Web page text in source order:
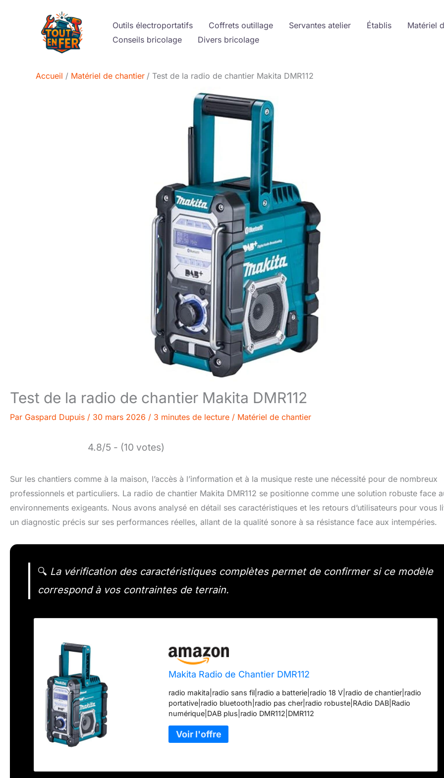
Outils électroportatifs Coffrets outillage Servantes atelier Établis Matériel
Conseils bricolage
Divers bricolage
Accueil Matériel de chantier Test de la radio de chantier Makita DMR112
Test de la radio de chantier Makita DMR112
Par Gaspard Dupuis / 30 mars 2026 / 3 minutes de lecture / Matériel de chantier
4.8/5 - (10 votes)
Sur les chantiers comme à la maison, l’accès à l’information et à la musique reste une nécessité pour de nombreux
professionnels et particuliers. La radio de chantier Makita DMR112 se positionne comme une solution robuste face
environnements exigeants. Nous avons analysé en détail ses caractéristiques et les retours d’utilisateurs pour vous
un diagnostic précis sur ses performances réelles, allant de la qualité sonore à sa résistance face aux intempéries.
🔍 La vérification des caractéristiques complètes permet de confirmer si ce modèle
correspond à vos contraintes de terrain.
Makita Radio de Chantier DMR112
radio makita|radio sans fil|radio a batterie|radio 18 V|radio de chantier|radio
portative|radio bluetooth|radio pas cher|radio robuste|RAdio DAB|Radio
numérique|DAB plus|radio DMR112|DMR112